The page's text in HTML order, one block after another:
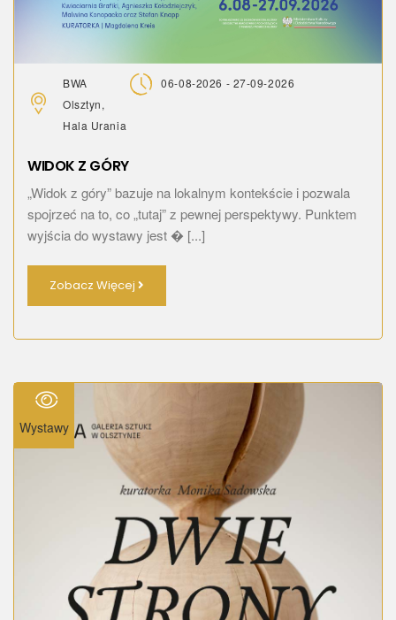
BWA
Olsztyn,
Hala Urania
06-08-2026 - 27-09-2026
WIDOK Z GÓRY
„Widok z góry” bazuje na lokalnym kontekście i pozwala
spojrzeć na to, co „tutaj” z pewnej perspektywy. Punktem
wyjścia do wystawy jest � [...]
Zobacz Więcej
Wystawy